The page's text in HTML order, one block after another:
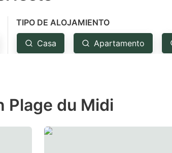
TIPO DE ALOJAMIENTO
Casa Apartamento
Plage du Midi